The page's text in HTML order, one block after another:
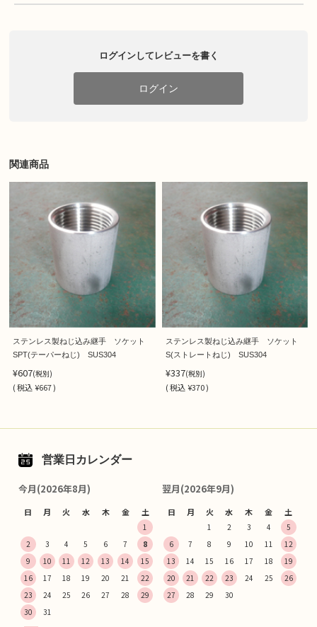
ログインしてレビューを書く
ログイン
関連商品
ステンレス製ねじ込み継手 ソケット
SPT(テーパーねじ) SUS304
¥607(税別)
(税込¥667 )
ステンレス製ねじ込み継手 ソケット
S(ストレートねじ) SUS304
¥337(税別)
(税込 ¥370 )
営業日カレンダー
今月(2026年8月)
日 月 火 水 木 金 土
1
2
3 4 5 6 7
8
9
10 11 12 13 14
15
16
17 18 19 20 21
22
23
24 25 26 27 28
29
30
31
翌月(2026年9月)
日 月 火 水 木 金 土
1 2 3 4
5
6
7 8 9 10 11
12
13
14 15 16 17 18
19
20
21 22 23 24 25
26
27
28 29 30